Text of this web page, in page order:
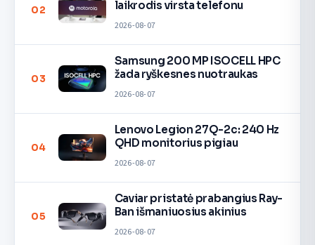
02
laikrodis virsta telefonu
2026-08-07
03
Samsung 200 MP ISOCELL HPC
žada ryškesnes nuotraukas
2026-08-07
04
Lenovo Legion 27Q-2c: 240 Hz
QHD monitorius pigiau
2026-08-07
05
Caviar pristatė prabangius Ray-
Ban išmaniuosius akinius
2026-08-07